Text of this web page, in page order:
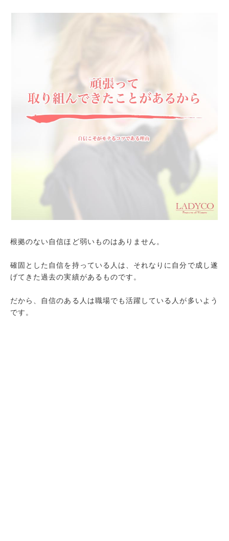
根拠のない自信ほど弱いものはありません。
確固とした自信を持っている人は、それなりに自分で成し遂
げてきた過去の実績があるものです。
だから、自信のある人は職場でも活躍している人が多いよう
です。